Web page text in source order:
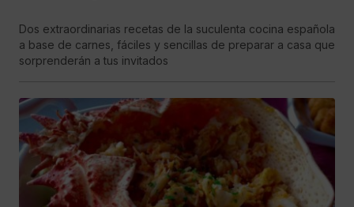
Dos extraordinarias recetas de la suculenta cocina española
a base de carnes, fáciles y sencillas de preparar a casa que
sorprenderán a tus invitados